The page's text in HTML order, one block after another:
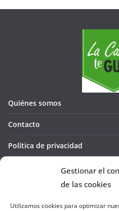
Gestionar el
de las cookies
Utilizamos cookies para optimizar
Quiénes somos
Contacto
Política de privacidad
Política de cookies (UE)